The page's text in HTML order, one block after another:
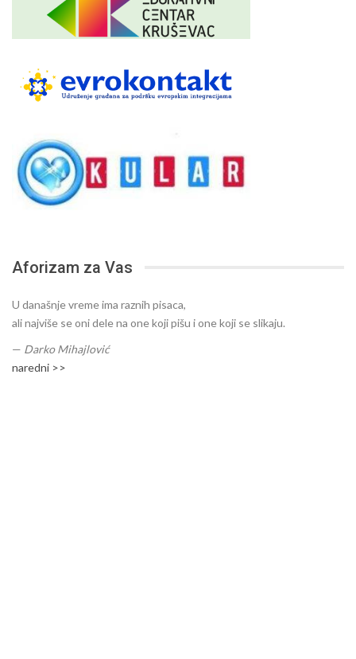
Aforizam za Vas
U današnje vreme ima raznih pisaca,
ali najviše se oni dele na one koji pišu i one koji se slikaju.
— Darko Mihajlović
naredni >>